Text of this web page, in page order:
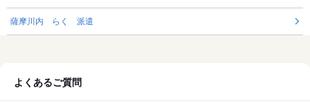
薩摩川内 らく 派遣
よくあるご質問